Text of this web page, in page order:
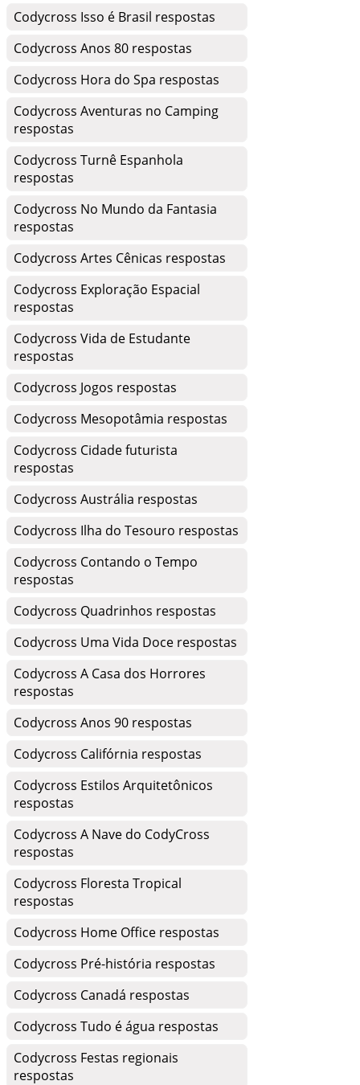
Codycross Isso é Brasil respostas
Codycross Anos 80 respostas
Codycross Hora do Spa respostas
Codycross Aventuras no Camping
respostas
Codycross Turnê Espanhola
respostas
Codycross No Mundo da Fantasia
respostas
Codycross Artes Cênicas respostas
Codycross Exploração Espacial
respostas
Codycross Vida de Estudante
respostas
Codycross Jogos respostas
Codycross Mesopotâmia respostas
Codycross Cidade futurista
respostas
Codycross Austrália respostas
Codycross Ilha do Tesouro respostas
Codycross Contando o Tempo
respostas
Codycross Quadrinhos respostas
Codycross Uma Vida Doce respostas
Codycross A Casa dos Horrores
respostas
Codycross Anos 90 respostas
Codycross Califórnia respostas
Codycross Estilos Arquitetônicos
respostas
Codycross A Nave do CodyCross
respostas
Codycross Floresta Tropical
respostas
Codycross Home Office respostas
Codycross Pré-história respostas
Codycross Canadá respostas
Codycross Tudo é água respostas
Codycross Festas regionais
respostas